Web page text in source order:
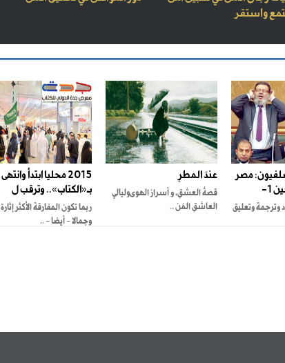
واستقر
مصر
1-
وترجمة وتعليق
عندَ المطرِ
قصةُ العشقِ، و أسرارُ الهوىوليالي
العاشقِ المُن ..
2015 محليا ابتدأ وانتهى
بـ«الكتاب».. وترقب ل
ربما تكون المفارقة الأكثر إثارة
وجمالا - أيضا - ..